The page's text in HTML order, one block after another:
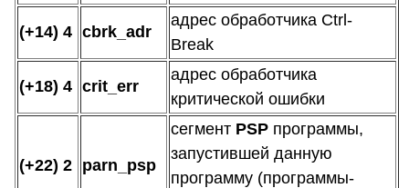
(+14) 4 cbrk_adr
адрес обработчика Ctrl-
Break
(+18) 4 crit_err
адрес обработчика
критической ошибки
(+22) 2 parn_psp
сегмент PSP программы,
запустившей данную
программу (программы-